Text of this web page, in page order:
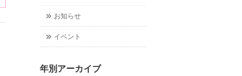
お知らせ
イベント
年別アーカイブ